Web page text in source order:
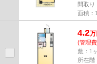
間取り
面積：
4.2万
(管理
敷：1
所在階